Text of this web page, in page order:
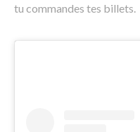
tu commandes tes billets.